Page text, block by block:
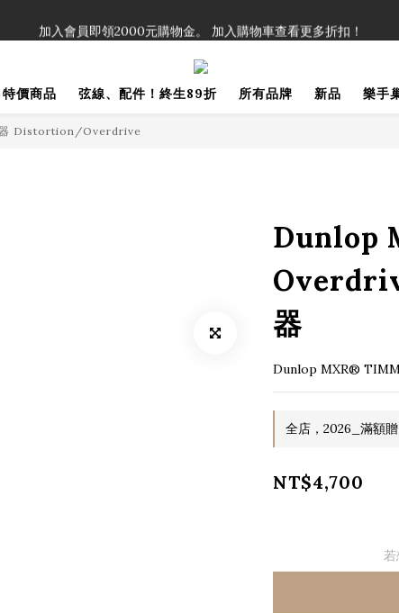
」單筆購買弦線、配件滿$999（不含運費），即可享有弦線、配件終
特價商品 弦線、配件！終生89折 所有品牌 新品 樂手
器 Distortion/Overdrive
Dunlop
器
Dunlop MXR®
全店，2026_滿額
NT$4,700
若